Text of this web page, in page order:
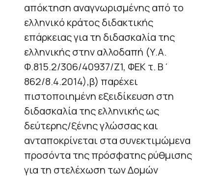
απόκτηση αναγνωρισμένης από το
ελληνικό κράτος διδακτικής
επάρκειας για τη διδασκαλία της
ελληνικής στην αλλοδαπή (Υ.Α.
Φ.815.2/306/40937/Ζ1, ΦΕΚ τ. Β΄
862/8.4.2014),β) παρέχει
πιστοποιημένη εξειδίκευση στη
διδασκαλία της ελληνικής ως
δεύτερης/ξένης γλώσσας και
ανταποκρίνεται στα συνεκτιμώμενα
προσόντα της πρόσφατης ρύθμισης
για τη στελέχωση των Δομών